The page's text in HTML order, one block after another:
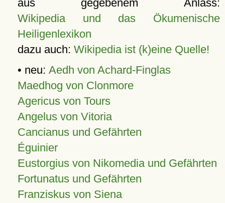
aus gegebenem Anlass:
Wikipedia und das Ökumenische
Heiligenlexikon
dazu auch: Wikipedia ist (k)eine Quelle!
• neu: Aedh von Achard-Finglas
Maedhog von Clonmore
Agericus von Tours
Angelus von Vitoria
Cancianus und Gefährten
Éguinier
Eustorgius von Nikomedia und Gefährten
Fortunatus und Gefährten
Franziskus von Siena